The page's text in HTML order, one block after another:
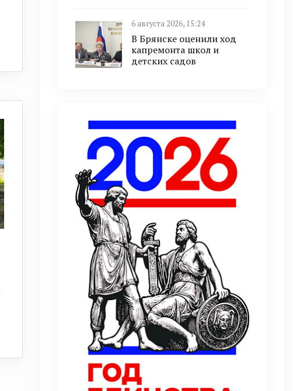
6 августа 2026, 15:24
В Брянске оценили ход
капремонта школ и
детских садов